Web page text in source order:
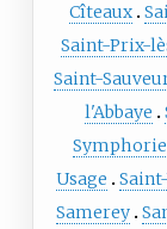
Cîteaux
Saint-Prix-
Saint-
l'Abbaye
Usage
Samerey